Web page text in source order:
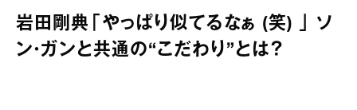
岩田剛典「やっぱり似てるなぁ (笑) 」 ソ
ン・ガンと共通の“こだわり”とは？